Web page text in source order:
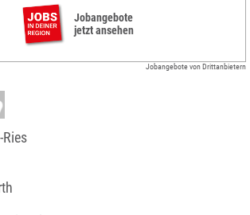
Jobangebote
jetzt ansehen
Jobangebote von Drittanbietern